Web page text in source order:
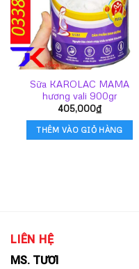
Sữa KAROLAC MAMA
hương vali 900gr
405,000₫
THÊM VÀO GIỎ HÀNG
LIÊN HỆ
MS. TƯƠI